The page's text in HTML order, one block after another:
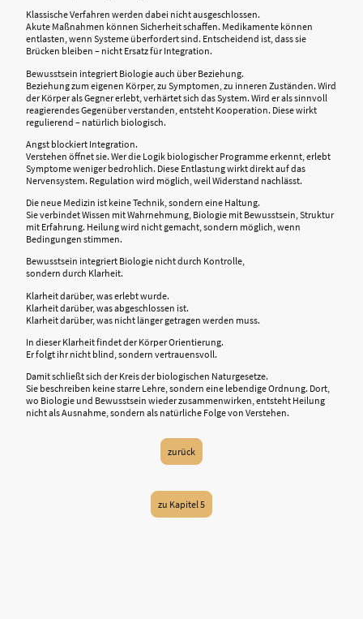
Klassische Verfahren werden dabei nicht ausgeschlossen.
Akute Maßnahmen können Sicherheit schaffen. Medikamente können
entlasten, wenn Systeme überfordert sind. Entscheidend ist, dass sie
Brücken bleiben – nicht Ersatz für Integration.
Bewusstsein integriert Biologie auch über Beziehung.
Beziehung zum eigenen Körper, zu Symptomen, zu inneren Zuständen. Wird
der Körper als Gegner erlebt, verhärtet sich das System. Wird er als sinnvoll
reagierendes Gegenüber verstanden, entsteht Kooperation. Diese wirkt
regulierend – natürlich biologisch.
Angst blockiert Integration.
Verstehen öffnet sie. Wer die Logik biologischer Programme erkennt, erlebt
Symptome weniger bedrohlich. Diese Entlastung wirkt direkt auf das
Nervensystem. Regulation wird möglich, weil Widerstand nachlässt.
Die neue Medizin ist keine Technik, sondern eine Haltung.
Sie verbindet Wissen mit Wahrnehmung, Biologie mit Bewusstsein, Struktur
mit Erfahrung. Heilung wird nicht gemacht, sondern möglich, wenn
Bedingungen stimmen.
Bewusstsein integriert Biologie nicht durch Kontrolle,
sondern durch Klarheit.
Klarheit darüber, was erlebt wurde.
Klarheit darüber, was abgeschlossen ist.
Klarheit darüber, was nicht länger getragen werden muss.
In dieser Klarheit findet der Körper Orientierung.
Er folgt ihr nicht blind, sondern vertrauensvoll.
Damit schließt sich der Kreis der biologischen Naturgesetze.
Sie beschreiben keine starre Lehre, sondern eine lebendige Ordnung. Dort,
wo Biologie und Bewusstsein wieder zusammenwirken, entsteht Heilung
nicht als Ausnahme, sondern als natürliche Folge von Verstehen.
zurück
zu Kapitel 5